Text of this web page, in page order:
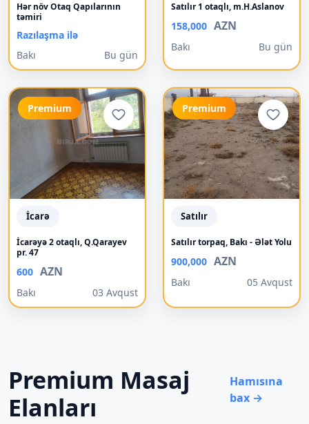
Hər növ Otaq Qapılarının
təmiri
Razılaşma ilə
Bakı
Bu gün
Satılır 1 otaqlı, m.H.Aslanov
158,000 AZN
Bakı Bu gün
Premium
İcarə
İcarəyə 2 otaqlı, Q.Qarayev
pr. 47
600 AZN
Bakı 03 Avqust
Premium
Satılır
Satılır torpaq, Bakı - Ələt Yolu
900,000 AZN
Bakı 05 Avqust
Premium Masaj
Elanları
Hamısına
bax →